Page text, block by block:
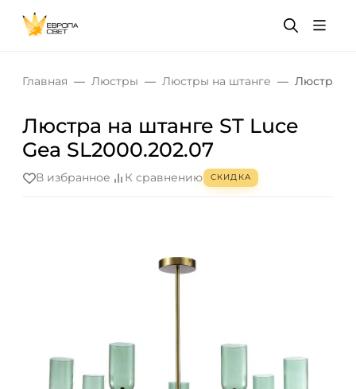
Главная Люстры Люстры на штанге Люстра на
Люстра на штанге ST Luce
Gea SL2000.202.07
В избранное К сравнению СКИДКА